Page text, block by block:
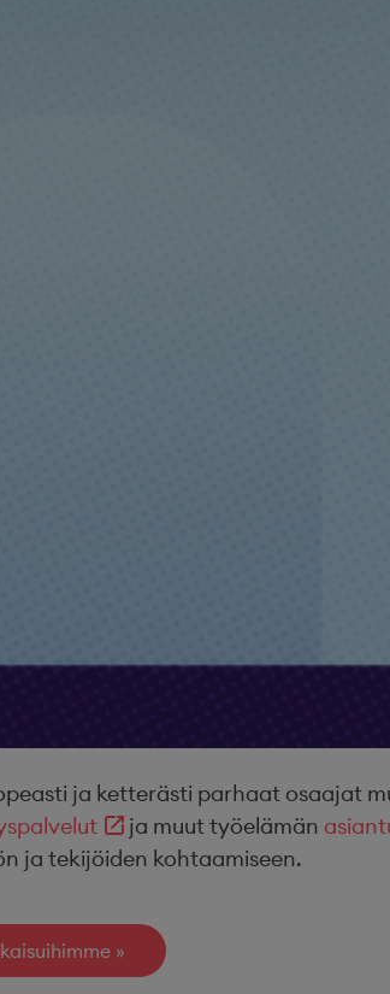
ja ketterästi parhaat osaajat
ja muut työelämän
ja tekijöiden kohtaamiseen.